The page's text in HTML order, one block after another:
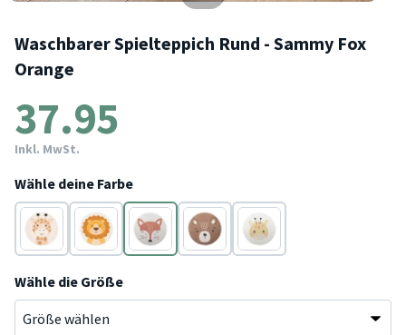
Waschbarer Spielteppich Rund - Sammy Fox
Orange
37.95
Inkl. MwSt.
Wähle deine Farbe
Beige Braun Orange Braun
Gelb
Wähle die Größe